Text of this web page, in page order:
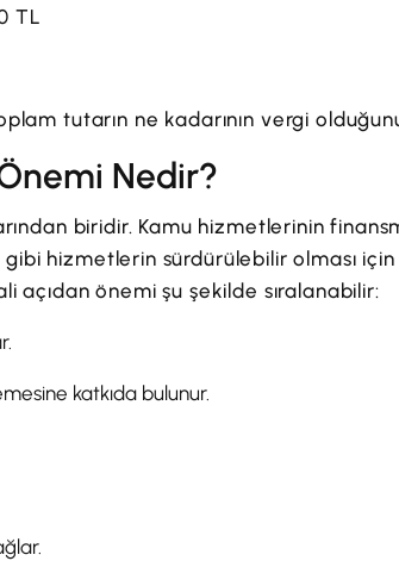
TL
tutarın ne kadarının vergi
Nedir?
biridir. Kamu hizmetlerinin
gibi hizmetlerin sürdürülebilir olması
açıdan önemi şu şekilde sıralanabilir:
katkıda bulunur.